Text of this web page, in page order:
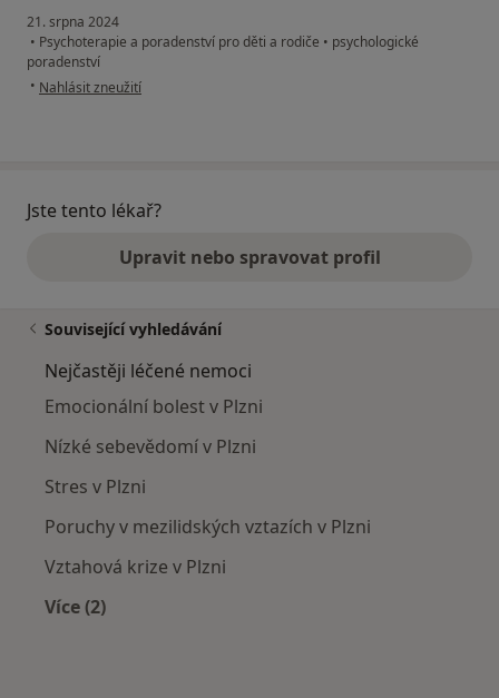
21. srpna 2024
• Psychoterapie a poradenství pro děti a rodiče • psychologické
poradenství
• podle názoru uživatele Tereza
Nahlásit zneužití
Jste tento lékař?
Upravit nebo spravovat profil
Související vyhledávání
Nejčastěji léčené nemoci
Emocionální bolest v Plzni
Nízké sebevědomí v Plzni
Stres v Plzni
Poruchy v mezilidských vztazích v Plzni
Vztahová krize v Plzni
Více (2)